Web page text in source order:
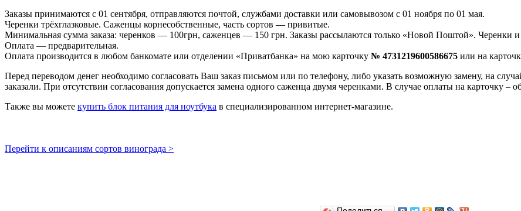
Заказы принимаются с 01 сентября, отправляются почтой, службами доставки или самовывозом с 01 ноября по 01 мая.
Черенки трёхглазковые. Саженцы корнесобственные, часть сортов — привитые.
Минимальная сумма заказа: черенков — 100грн, саженцев — 150 грн. Заказы рассылаются только «Новой Поштой». Черенки и
Оплата — предварительная.
Оплата производится в любом банкомате или отделении «Приватбанка» на мою карточку № 4731219600586675 или на
Перед переводом денег необходимо согласовать Ваш заказ письмом или по телефону, либо указать возможную замену, на
заказали. При отсутствии согласования допускается замена одного саженца двумя черенками. В случае оплаты на карточку
Также вы можете купить блок питания для ноутбука в специализированном интернет-магазине.
Перейти к описаниям сортов винограда >